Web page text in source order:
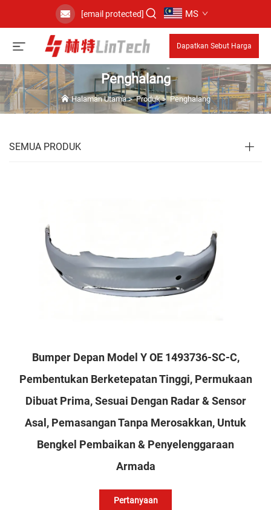
[email protected] MS
Dapatkan Sebut Harga
Penghalang
Halaman Utama>Produk>Penghalang
SEMUA PRODUK
Bumper Depan Model Y OE 1493736-SC-C,
Pembentukan Berketepatan Tinggi, Permukaan
Dibuat Prima, Sesuai Dengan Radar & Sensor
Asal, Pemasangan Tanpa Merosakkan, Untuk
Bengkel Pembaikan & Penyelenggaraan
Armada
Pertanyaan